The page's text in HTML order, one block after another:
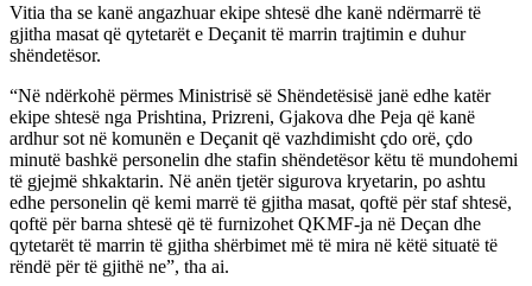
Vitia tha se kanë angazhuar ekipe shtesë dhe kanë ndërmarrë të
gjitha masat që qytetarët e Deçanit të marrin trajtimin e duhur
shëndetësor.
“Në ndërkohë përmes Ministrisë së Shëndetësisë janë edhe katër
ekipe shtesë nga Prishtina, Prizreni, Gjakova dhe Peja që kanë
ardhur sot në komunën e Deçanit që vazhdimisht çdo orë, çdo
minutë bashkë personelin dhe stafin shëndetësor këtu të mundohemi
të gjejmë shkaktarin. Në anën tjetër sigurova kryetarin, po ashtu
edhe personelin që kemi marrë të gjitha masat, qoftë për staf shtesë,
qoftë për barna shtesë që të furnizohet QKMF-ja në Deçan dhe
qytetarët të marrin të gjitha shërbimet më të mira në këtë situatë të
rëndë për të gjithë ne”, tha ai.